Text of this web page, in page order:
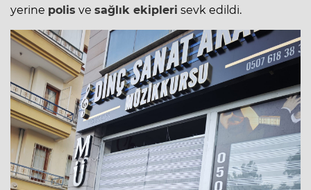
yerine polis ve sağlık ekipleri sevk edildi.